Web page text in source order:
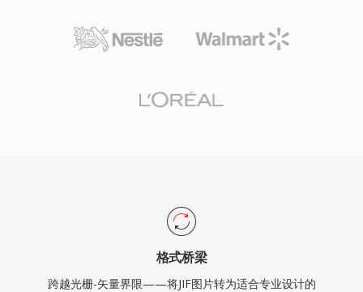
格式桥梁
跨越光栅-矢量界限——将JIF图片转为适合专业设计的